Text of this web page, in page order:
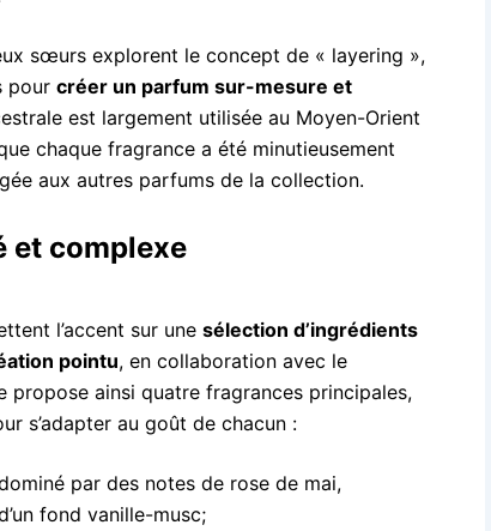
sœurs explorent le concept de « layering »,
pour créer un parfum sur-mesure et
est largement utilisée au Moyen-Orient
chaque fragrance a été minutieusement
aux autres parfums de la collection.
et complexe
l’accent sur une sélection d’ingrédients
pointu, en collaboration avec le
propose ainsi quatre fragrances principales,
s’adapter au goût de chacun :
par des notes de rose de mai,
fond vanille-musc;